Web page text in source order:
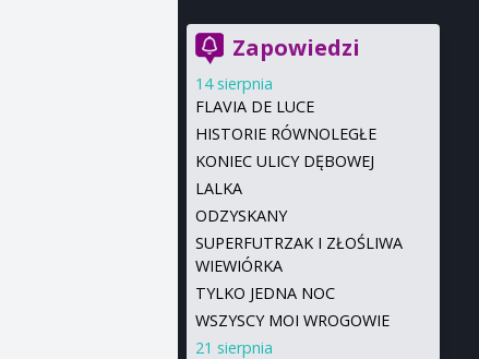
Zapowiedzi
14 sierpnia
FLAVIA DE LUCE
HISTORIE RÓWNOLEGŁE
KONIEC ULICY DĘBOWEJ
LALKA
ODZYSKANY
SUPERFUTRZAK I ZŁOŚLIWA
WIEWIÓRKA
TYLKO JEDNA NOC
WSZYSCY MOI WROGOWIE
21 sierpnia